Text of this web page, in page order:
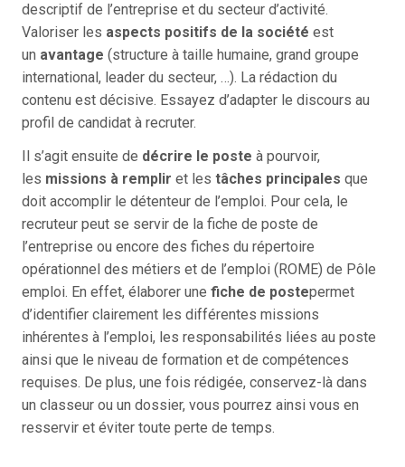
descriptif de l’entreprise et du secteur d’activité.
Valoriser les aspects positifs de la société est
un avantage (structure à taille humaine, grand groupe
international, leader du secteur, …). La rédaction du
contenu est décisive. Essayez d’adapter le discours au
profil de candidat à recruter.
Il s’agit ensuite de décrire le poste à pourvoir,
les missions à remplir et les tâches principales que
doit accomplir le détenteur de l’emploi. Pour cela, le
recruteur peut se servir de la fiche de poste de
l’entreprise ou encore des fiches du répertoire
opérationnel des métiers et de l’emploi (ROME) de Pôle
emploi. En effet, élaborer une fiche de postepermet
d’identifier clairement les différentes missions
inhérentes à l’emploi, les responsabilités liées au poste
ainsi que le niveau de formation et de compétences
requises. De plus, une fois rédigée, conservez-là dans
un classeur ou un dossier, vous pourrez ainsi vous en
resservir et éviter toute perte de temps.